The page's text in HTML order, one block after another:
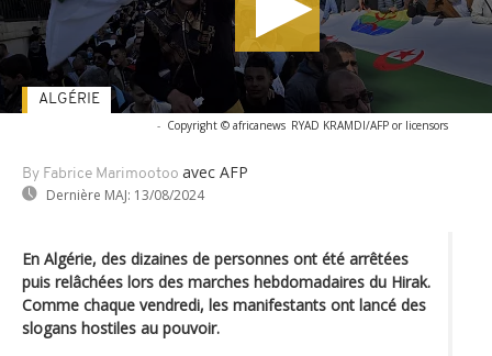
- Copyright © africanews RYAD KRAMDI/AFP or licensors
By Fabrice Marimootoo avec AFP
Dernière MAJ: 13/08/2024
ALGÉRIE
En Algérie, des dizaines de personnes ont été arrêtées
puis relâchées lors des marches hebdomadaires du Hirak.
Comme chaque vendredi, les manifestants ont lancé des
slogans hostiles au pouvoir.